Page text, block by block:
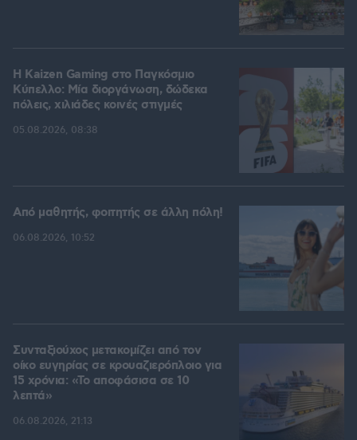
H Kaizen Gaming στο Παγκόσμιο
Kύπελλο: Μία διοργάνωση, δώδεκα
πόλεις, χιλιάδες κοινές στιγμές
05.08.2026, 08:38
Από μαθητής, φοιτητής σε άλλη πόλη!
06.08.2026, 10:52
Συνταξιούχος μετακομίζει από τον
οίκο ευγηρίας σε κρουαζιερόπλοιο για
15 χρόνια: «Το αποφάσισα σε 10
λεπτά»
06.08.2026, 21:13